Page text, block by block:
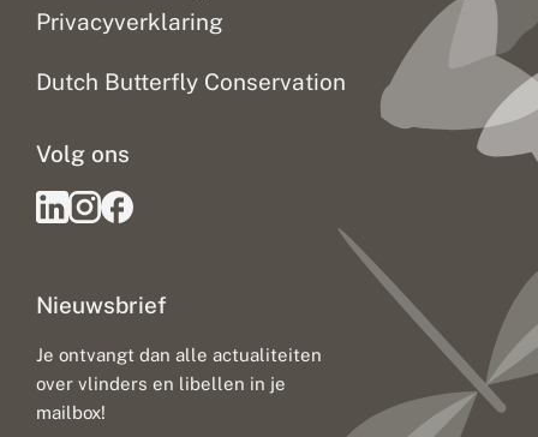
Privacyverklaring
Dutch Butterfly Conservation
Nieuwsbrief
Je ontvangt dan alle actualiteiten
over vlinders en libellen in je
mailbox!
Volg ons